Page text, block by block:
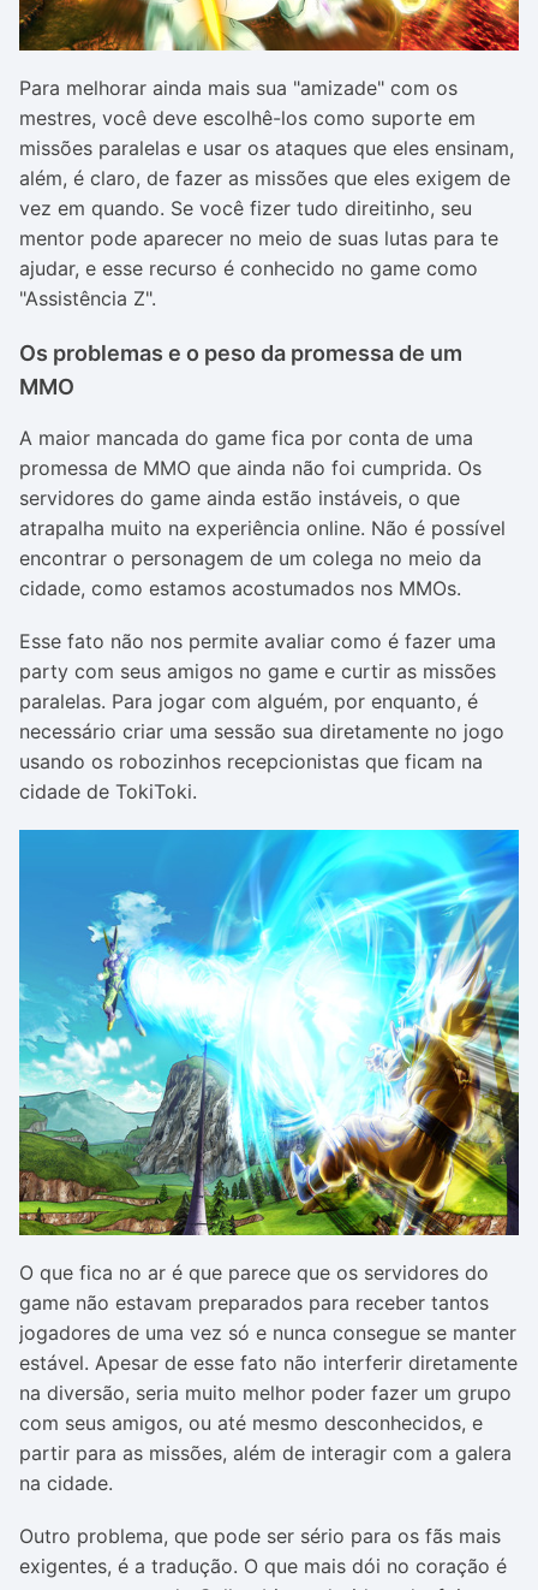
Para melhorar ainda mais sua "amizade" com os
mestres, você deve escolhê-los como suporte em
missões paralelas e usar os ataques que eles ensinam,
além, é claro, de fazer as missões que eles exigem de
vez em quando. Se você fizer tudo direitinho, seu
mentor pode aparecer no meio de suas lutas para te
ajudar, e esse recurso é conhecido no game como
"Assistência Z".
Os problemas e o peso da promessa de um
MMO
A maior mancada do game fica por conta de uma
promessa de MMO que ainda não foi cumprida. Os
servidores do game ainda estão instáveis, o que
atrapalha muito na experiência online. Não é possível
encontrar o personagem de um colega no meio da
cidade, como estamos acostumados nos MMOs.
Esse fato não nos permite avaliar como é fazer uma
party com seus amigos no game e curtir as missões
paralelas. Para jogar com alguém, por enquanto, é
necessário criar uma sessão sua diretamente no jogo
usando os robozinhos recepcionistas que ficam na
cidade de TokiToki.
O que fica no ar é que parece que os servidores do
game não estavam preparados para receber tantos
jogadores de uma vez só e nunca consegue se manter
estável. Apesar de esse fato não interferir diretamente
na diversão, seria muito melhor poder fazer um grupo
com seus amigos, ou até mesmo desconhecidos, e
partir para as missões, além de interagir com a galera
na cidade.
Outro problema, que pode ser sério para os fãs mais
exigentes, é a tradução. O que mais dói no coração é